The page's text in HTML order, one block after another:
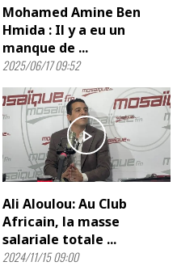
Mohamed Amine Ben
Hmida : Il y a eu un
manque de ...
2025/06/17 09:52
play_arrow
Ali Aloulou: Au Club
Africain, la masse
salariale totale ...
2024/11/15 09:00